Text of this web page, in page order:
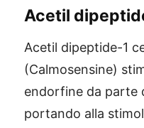
Acetil
Acetil dipeptide-1
(Calmosensine)
endorfine da parte
portando alla
X115® -
SCOPRI